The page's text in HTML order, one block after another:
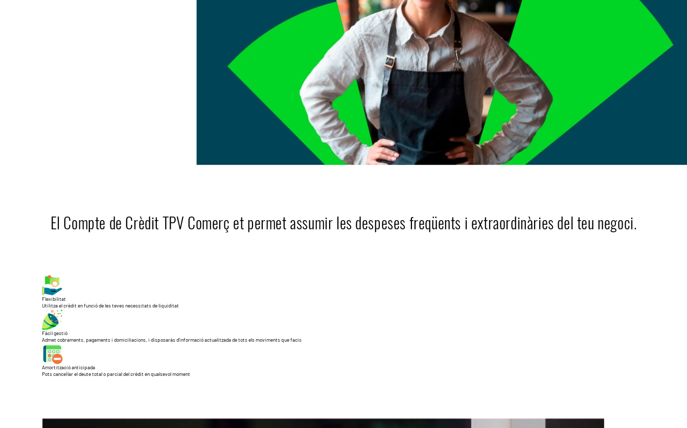
El Compte de Crèdit TPV Comerç et permet assumir les despeses freqüents i extraordinàries del teu negoci.
Flexibilitat
Utilitza el crèdit en funció de les teves necessitats de liquiditat
Fàcil gestió
Admet cobraments, pagaments i domiciliacions, i disposaràs d’informació actualitzada de tots els moviments que facis
Amortització anticipada
Pots cancel·lar el deute total o parcial del crèdit en qualsevol moment